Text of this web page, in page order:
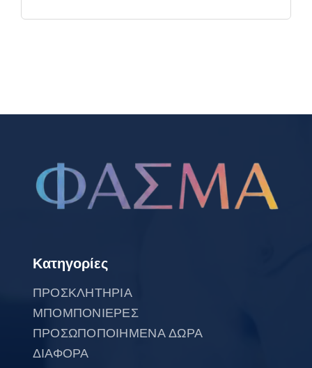
Κατηγορίες
ΠΡΟΣΚΛΗΤΗΡΙΑ
ΜΠΟΜΠΟΝΙΕΡΕΣ
ΠΡΟΣΩΠΟΠΟΙΗΜΕΝΑ ΔΩΡΑ
ΔΙΑΦΟΡΑ